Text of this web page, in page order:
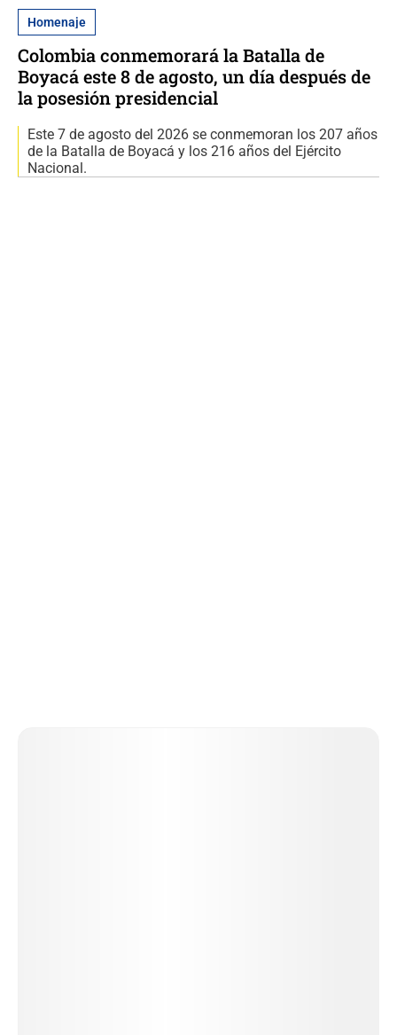
Homenaje
Colombia conmemorará la Batalla de
Boyacá este 8 de agosto, un día después de
la posesión presidencial
Este 7 de agosto del 2026 se conmemoran los 207 años
de la Batalla de Boyacá y los 216 años del Ejército
Nacional.